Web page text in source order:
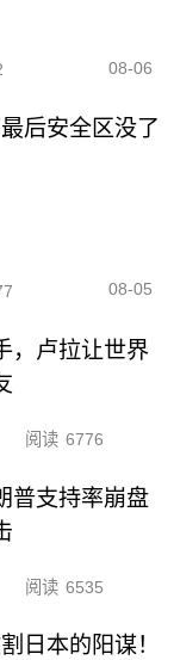
08-06
后安全区没了
08-05
，卢拉让世界
阅读 6776
普支持率崩盘
阅读 6535
日本的阳谋！